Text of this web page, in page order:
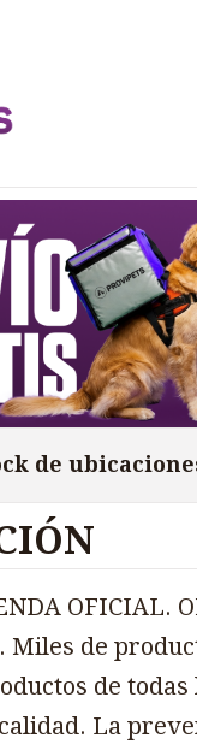
Puppy
de
OFICIAL.
Miles de
de
La